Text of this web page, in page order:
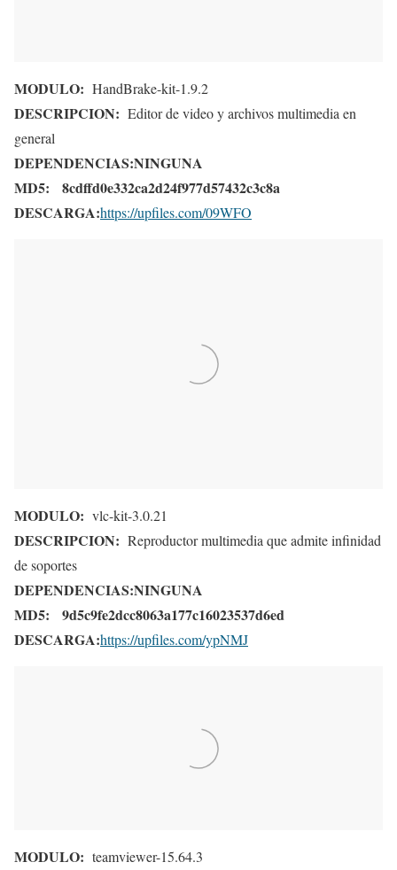
MODULO: HandBrake-kit-1.9.2
DESCRIPCION: Editor de video y archivos multimedia en
general
DEPENDENCIAS:NINGUNA
MD5: 8cdffd0e332ca2d24f977d57432c3c8a
DESCARGA:https://upfiles.com/09WFO
MODULO: vlc-kit-3.0.21
DESCRIPCION: Reproductor multimedia que admite infinidad
de soportes
DEPENDENCIAS:NINGUNA
MD5: 9d5c9fe2dcc8063a177c16023537d6ed
DESCARGA:https://upfiles.com/ypNMJ
MODULO: teamviewer-15.64.3